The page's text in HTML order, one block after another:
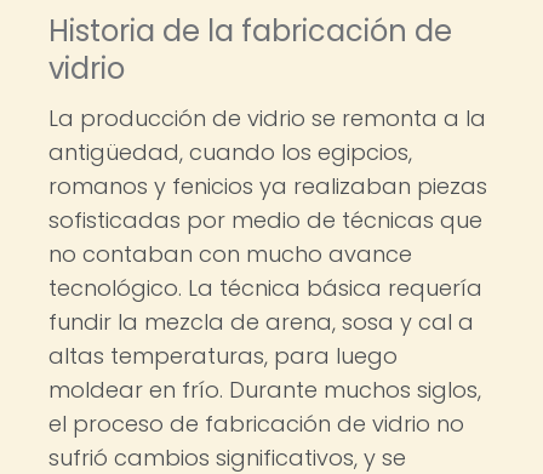
Historia de la fabricación de
vidrio
La producción de vidrio se remonta a la
antigüedad, cuando los egipcios,
romanos y fenicios ya realizaban piezas
sofisticadas por medio de técnicas que
no contaban con mucho avance
tecnológico. La técnica básica requería
fundir la mezcla de arena, sosa y cal a
altas temperaturas, para luego
moldear en frío. Durante muchos siglos,
el proceso de fabricación de vidrio no
sufrió cambios significativos, y se